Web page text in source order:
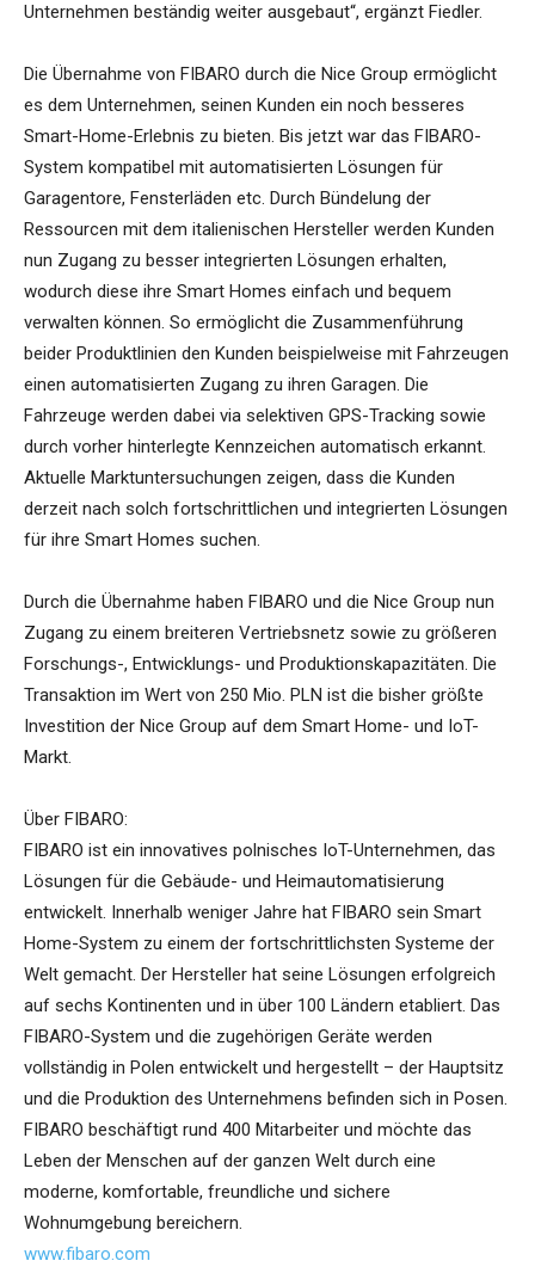
Unternehmen beständig weiter ausgebaut“, ergänzt Fiedler.
Die Übernahme von FIBARO durch die Nice Group ermöglicht
es dem Unternehmen, seinen Kunden ein noch besseres
Smart-Home-Erlebnis zu bieten. Bis jetzt war das FIBARO-
System kompatibel mit automatisierten Lösungen für
Garagentore, Fensterläden etc. Durch Bündelung der
Ressourcen mit dem italienischen Hersteller werden Kunden
nun Zugang zu besser integrierten Lösungen erhalten,
wodurch diese ihre Smart Homes einfach und bequem
verwalten können. So ermöglicht die Zusammenführung
beider Produktlinien den Kunden beispielweise mit Fahrzeugen
einen automatisierten Zugang zu ihren Garagen. Die
Fahrzeuge werden dabei via selektiven GPS-Tracking sowie
durch vorher hinterlegte Kennzeichen automatisch erkannt.
Aktuelle Marktuntersuchungen zeigen, dass die Kunden
derzeit nach solch fortschrittlichen und integrierten Lösungen
für ihre Smart Homes suchen.
Durch die Übernahme haben FIBARO und die Nice Group nun
Zugang zu einem breiteren Vertriebsnetz sowie zu größeren
Forschungs-, Entwicklungs- und Produktionskapazitäten. Die
Transaktion im Wert von 250 Mio. PLN ist die bisher größte
Investition der Nice Group auf dem Smart Home- und IoT-
Markt.
Über FIBARO:
FIBARO ist ein innovatives polnisches IoT-Unternehmen, das
Lösungen für die Gebäude- und Heimautomatisierung
entwickelt. Innerhalb weniger Jahre hat FIBARO sein Smart
Home-System zu einem der fortschrittlichsten Systeme der
Welt gemacht. Der Hersteller hat seine Lösungen erfolgreich
auf sechs Kontinenten und in über 100 Ländern etabliert. Das
FIBARO-System und die zugehörigen Geräte werden
vollständig in Polen entwickelt und hergestellt – der Hauptsitz
und die Produktion des Unternehmens befinden sich in Posen.
FIBARO beschäftigt rund 400 Mitarbeiter und möchte das
Leben der Menschen auf der ganzen Welt durch eine
moderne, komfortable, freundliche und sichere
Wohnumgebung bereichern.
www.fibaro.com